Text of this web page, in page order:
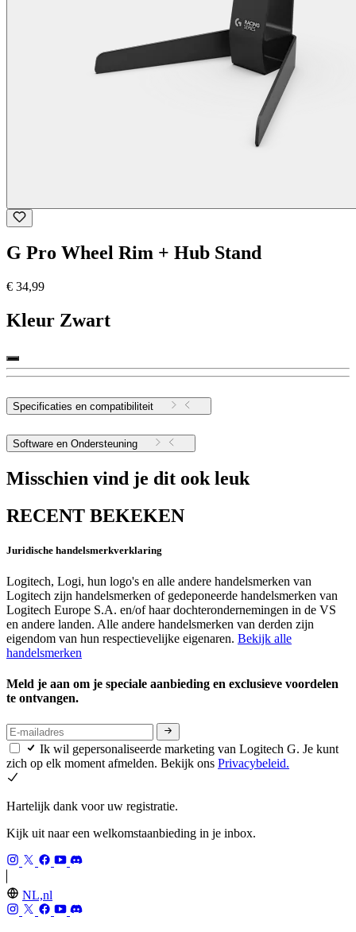
G Pro Wheel Rim + Hub Stand
€ 34,99
Kleur Zwart
Specificaties en compatibiliteit
Software en Ondersteuning
Misschien vind je dit ook leuk
RECENT BEKEKEN
Juridische handelsmerkverklaring
Logitech, Logi, hun logo's en alle andere handelsmerken van
Logitech zijn handelsmerken of gedeponeerde handelsmerken van
Logitech Europe S.A. en/of haar dochterondernemingen in de VS
en andere landen. Alle andere handelsmerken van derden zijn
eigendom van hun respectievelijke eigenaren. Bekijk alle
handelsmerken
Meld je aan om je speciale aanbieding en exclusieve voordelen
te ontvangen.
Ik wil gepersonaliseerde marketing van Logitech G. Je kunt
zich op elk moment afmelden. Bekijk ons Privacybeleid.
Hartelijk dank voor uw registratie.
Kijk uit naar een welkomstaanbieding in je inbox.
NL,nl